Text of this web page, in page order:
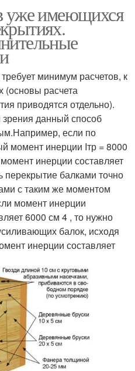
уже имеющихся
минимум расчетов, к
(основы расчета
приводятся отдельно).
данный способ
если по
момент инерции Iтр = 8000
инерции составляет
перекрытие балками точно
с таким же моментом
момент инерции
6000 см 4 , то нужно
балок, исходя
инерции составляет